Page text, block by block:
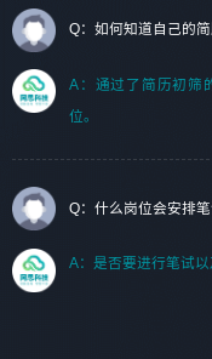
Q：如何知道自己的简
A：通过了简历初筛
位。
Q：什么岗位会安排笔
A：是否要进行笔试